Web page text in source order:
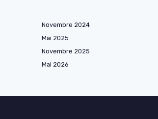
Novembre 2024
Mai 2025
Novembre 2025
Mai 2026